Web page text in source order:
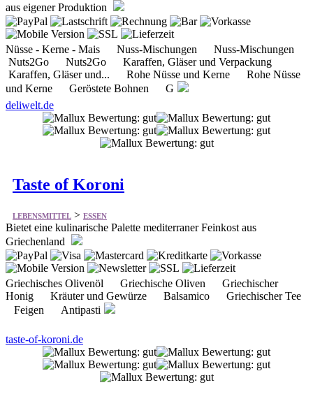
aus eigener Produktion
Nüsse - Kerne - Mais Nuss-Mischungen Nuss-Mischungen
Nuts2Go Nuts2Go Karaffen, Gläser und Verpackung
Karaffen, Gläser und... Rohe Nüsse und Kerne Rohe Nüsse
und Kerne Geröstete Bohnen G
deliwelt.de
Taste of Koroni
LEBENSMITTEL > ESSEN
Bietet eine kulinarische Palette mediterraner Feinkost aus
Griechenland
Griechisches Olivenöl Griechische Oliven Griechischer
Honig Kräuter und Gewürze Balsamico Griechischer Tee
Feigen Antipasti
taste-of-koroni.de